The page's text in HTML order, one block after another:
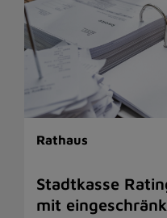
Rathaus
Stadtkasse
mit